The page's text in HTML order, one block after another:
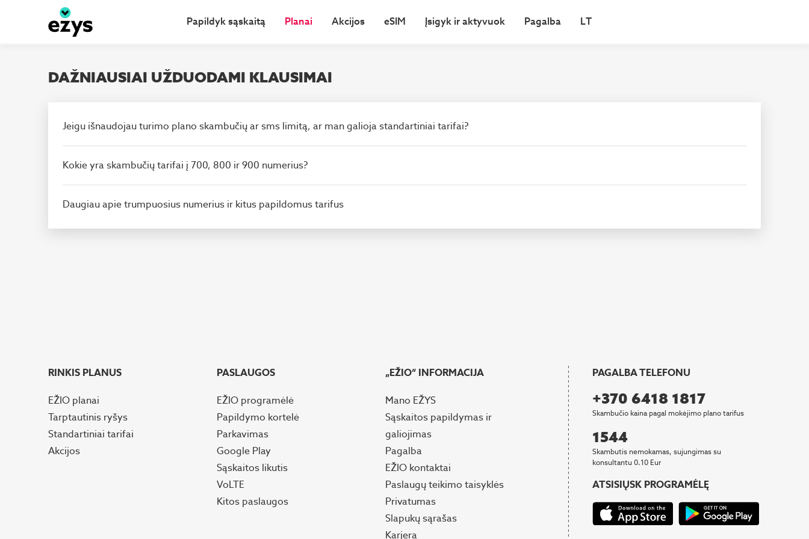
Eiti į pagrindinį turinį Papildyk sąskaitą Planai Akcijos eSIM Įsigyk ir aktyvuok Pagalba LT
DAŽNIAUSIAI UŽDUODAMI KLAUSIMAI
Jeigu išnaudojau turimo plano skambučių ar sms limitą, ar man galioja standartiniai tarifai?
Kokie yra skambučių tarifai į 700, 800 ir 900 numerius?
Daugiau apie trumpuosius numerius ir kitus papildomus tarifus
RINKIS PLANUS
EŽIO planai
Tarptautinis ryšys
Standartiniai tarifai
Akcijos
PASLAUGOS
EŽIO programėlė
Papildymo kortelė
Parkavimas
Google Play
Sąskaitos likutis
VoLTE
Kitos paslaugos
„EŽIO“ INFORMACIJA
Mano EŽYS
Sąskaitos papildymas ir
galiojimas
Pagalba
EŽIO kontaktai
Paslaugų teikimo taisyklės
Privatumas
Slapukų sąrašas
Karjera
PAGALBA TELEFONU
+370 6418 1817
Skambučio kaina pagal mokėjimo plano tarifus
1544
Skambutis nemokamas, sujungimas su
konsultantu 0.10 Eur
ATSISIŲSK PROGRAMĖLĘ
Atsidaro naujame langeAtsidaro naujame lange